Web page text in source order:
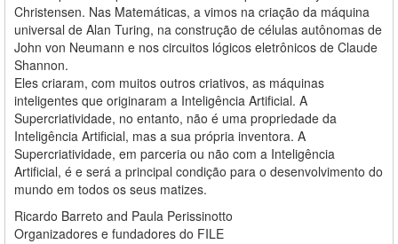
Christensen. Nas Matemáticas, a vimos na criação da máquina
universal de Alan Turing, na construção de células autônomas de
John von Neumann e nos circuitos lógicos eletrônicos de Claude
Shannon.
Eles criaram, com muitos outros criativos, as máquinas
inteligentes que originaram a Inteligência Artificial. A
Supercriatividade, no entanto, não é uma propriedade da
Inteligência Artificial, mas a sua própria inventora. A
Supercriatividade, em parceria ou não com a Inteligência
Artificial, é e será a principal condição para o desenvolvimento do
mundo em todos os seus matizes.
Ricardo Barreto and Paula Perissinotto
Organizadores e fundadores do FILE